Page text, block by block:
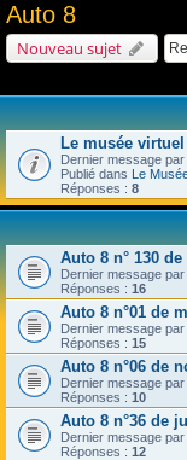
Auto 8
Nouveau sujet
Le musée
Dernier message par
Publié dans Le
Réponses : 8
Auto 8 n° 130
Dernier message par
Réponses : 16
Auto 8 n°01 de
Dernier message par
Réponses : 15
Auto 8 n°06 de
Dernier message par
Réponses : 10
Auto 8 n°36 de
Dernier message par
Réponses : 12